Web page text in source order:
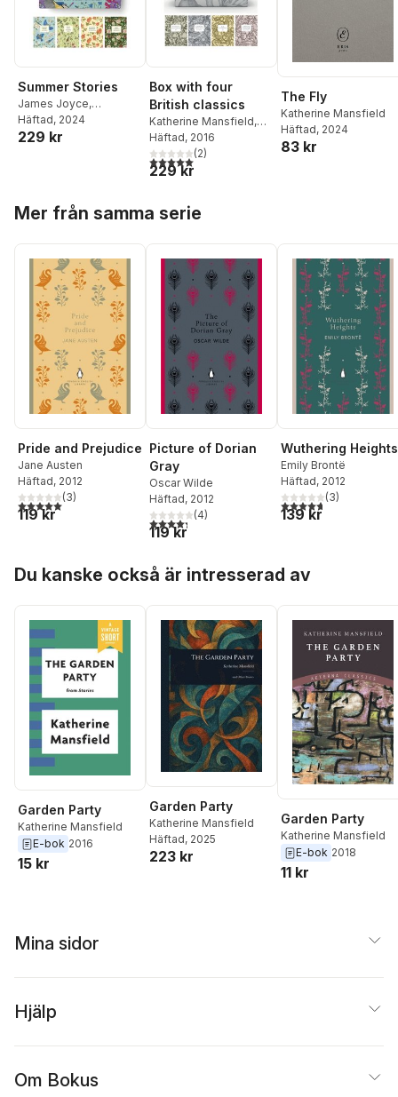
Summer Stories
James Joyce,
Katherine Mansfield
Edith Wharton
Häftad, 2024
229 kr
Box with four
British classics
Katherine Mansfield,
Charles Dickens
Lawrence,
Woolf
Häftad, 2016
5,0utav 5 stjärnor. Totalt antal röster:
(2)
229 kr
The Fly
Katherine Mansfield
Häftad, 2024
83 kr
Mer från samma serie
Pride and Prejudice
Jane Austen
Häftad, 2012
5,0utav 5 stjärnor. Totalt antal röster:
(3)
119 kr
Picture of Dorian
Gray
Oscar Wilde
Häftad, 2012
4,3utav 5 stjärnor. Totalt antal röster:
(4)
119 kr
Wuthering Heights
Emily Brontë
Häftad, 2012
4,7utav 5 stjärnor.
(3)
139 kr
Du kanske också är intresserad av
Garden Party
Katherine Mansfield
E-bok 2016
15 kr
Garden Party
Katherine Mansfield
Häftad, 2025
223 kr
Garden Party
Katherine Mansfield
E-bok 2018
11 kr
Mina sidor
Hjälp
Om Bokus